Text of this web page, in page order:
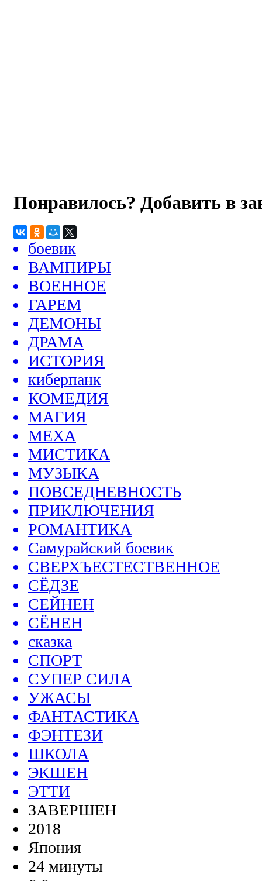
Понравилось? Добавить в
боевик
ВАМПИРЫ
ВОЕННОЕ
ГАРЕМ
ДЕМОНЫ
ДРАМА
ИСТОРИЯ
киберпанк
КОМЕДИЯ
МАГИЯ
МЕХА
МИСТИКА
МУЗЫКА
ПОВСЕДНЕВНОСТЬ
ПРИКЛЮЧЕНИЯ
РОМАНТИКА
Самурайский боевик
СВЕРХЪЕСТЕСТВЕННОЕ
СЁДЗЕ
СЕЙНЕН
СЁНЕН
сказка
СПОРТ
СУПЕР СИЛА
УЖАСЫ
ФАНТАСТИКА
ФЭНТЕЗИ
ШКОЛА
ЭКШЕН
ЭТТИ
ЗАВЕРШЕН
2018
Япония
24 минуты